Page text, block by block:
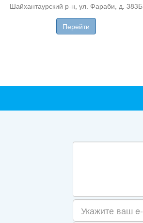
Шайхантаурский р-н, ул. Фараби, д. 383Б
Перейти